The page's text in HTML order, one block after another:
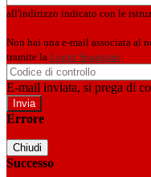
all'indirizzo indicato con le
Non hai una e-mail associata al
tramite la Login Spaggiari
E-mail inviata, si prega di
Errore
Chiudi
Successo